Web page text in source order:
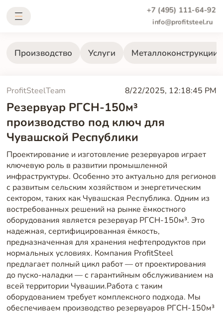
+7 (495) 111-64-92
info@profitsteel.ru
Производство Услуги Металлоконструкции
ProfitSteelTeam 8/22/2025, 12:18:45 PM
Резервуар РГСН-150м³
производство под ключ для
Чувашской Республики
Проектирование и изготовление резервуаров играет
ключевую роль в развитии промышленной
инфраструктуры. Особенно это актуально для регионов
с развитым сельским хозяйством и энергетическим
сектором, таких как Чувашская Республика. Одним из
востребованных решений на рынке ёмкостного
оборудования является резервуар РГСН-150м³. Это
надежная, сертифицированная ёмкость,
предназначенная для хранения нефтепродуктов при
нормальных условиях. Компания ProfitSteel
предлагает полный цикл работ — от проектирования
до пуско-наладки — с гарантийным обслуживанием на
всей территории Чувашии.Работа с таким
оборудованием требует комплексного подхода. Мы
обеспечиваем производство резервуаров РГСН-150м³